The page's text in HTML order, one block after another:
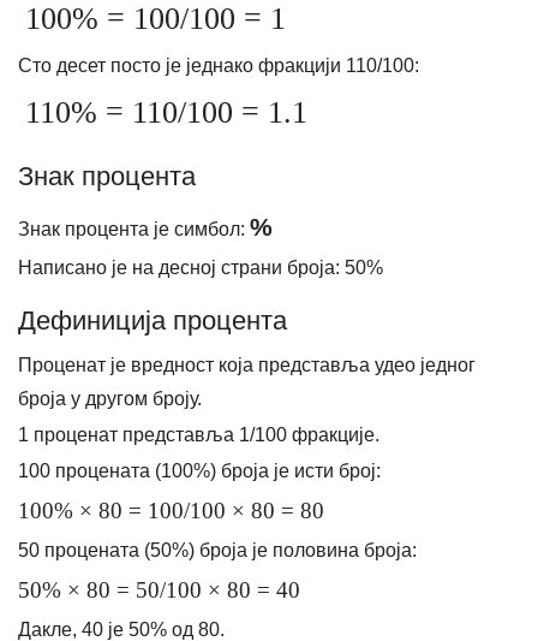
100% = 100/100 = 1
Сто десет посто је једнако фракцији 110/100:
110% = 110/100 = 1.1
Знак процента
Знак процента је симбол: %
Написано је на десној страни броја: 50%
Дефиниција процента
Проценат је вредност која представља удео једног
броја у другом броју.
1 проценат представља 1/100 фракције.
100 процената (100%) броја је исти број:
100% × 80 = 100/100 × 80 = 80
50 процената (50%) броја је половина броја:
50% × 80 = 50/100 × 80 = 40
Дакле, 40 је 50% од 80.